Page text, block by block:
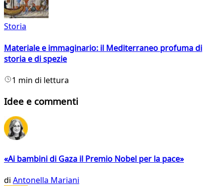
Storia
Materiale e immaginario: il Mediterraneo profuma di
storia e di spezie
1 min di lettura
Idee e commenti
«Ai bambini di Gaza il Premio Nobel per la pace»
di Antonella Mariani